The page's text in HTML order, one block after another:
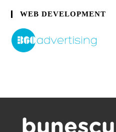
WEB DEVELOPMENT